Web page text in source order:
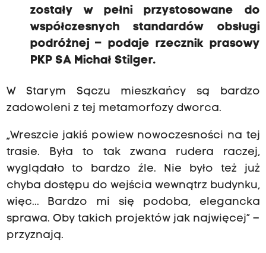
zostały w pełni przystosowane do
współczesnych standardów obsługi
podróżnej – podaje rzecznik prasowy
PKP SA Michał Stilger.
W Starym Sączu mieszkańcy są bardzo
zadowoleni z tej metamorfozy dworca.
„Wreszcie jakiś powiew nowoczesności na tej
trasie. Była to tak zwana rudera raczej,
wyglądało to bardzo źle. Nie było też już
chyba dostępu do wejścia wewnątrz budynku,
więc... Bardzo mi się podoba, elegancka
sprawa. Oby takich projektów jak najwięcej” –
przyznają.